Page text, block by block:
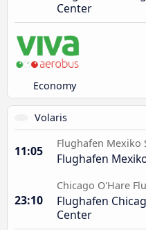
Center
Economy
Volaris
11:05
Flughafen Mexiko
Flughafen
23:10
Chicago O'Hare
Flughafen
Center